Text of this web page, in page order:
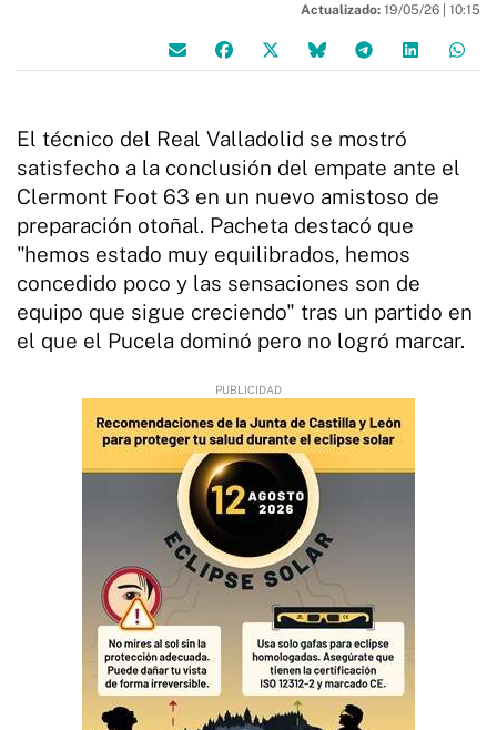
Actualizado: 19/05/26 | 10:15
El técnico del Real Valladolid se mostró
satisfecho a la conclusión del empate ante el
Clermont Foot 63 en un nuevo amistoso de
preparación otoñal. Pacheta destacó que
"hemos estado muy equilibrados, hemos
concedido poco y las sensaciones son de
equipo que sigue creciendo" tras un partido en
el que el Pucela dominó pero no logró marcar.